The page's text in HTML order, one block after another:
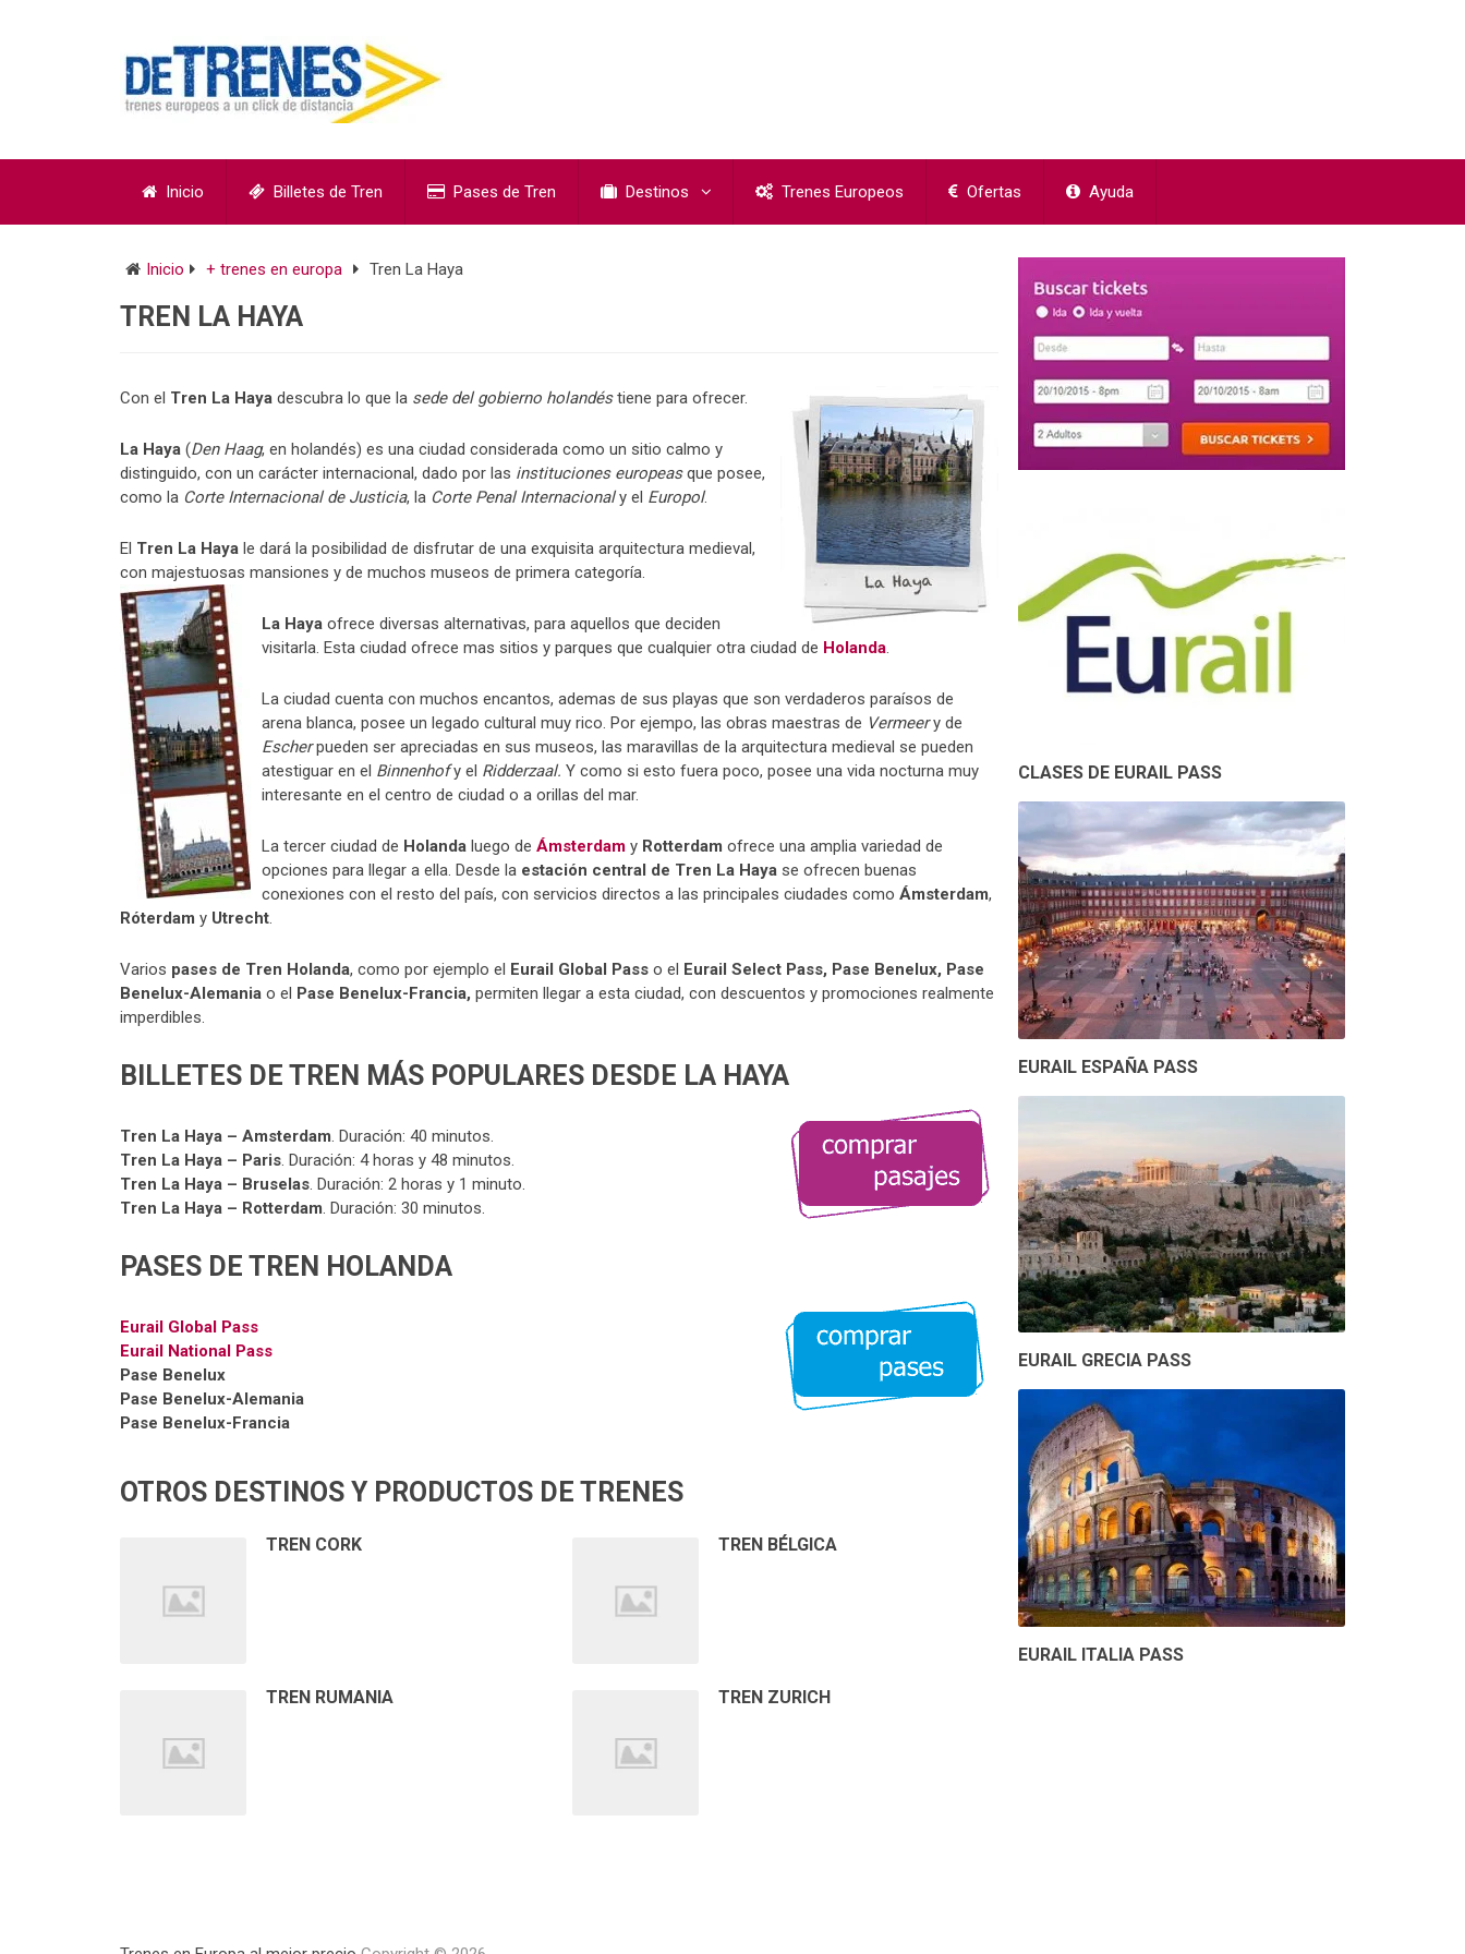
Inicio Billetes de Tren Pases de Tren Destinos Trenes Europeos Ofertas Ayuda
Inicio + trenes en europa Tren La Haya
TREN LA HAYA
Con el Tren La Haya descubra lo que la sede del gobierno holandéstiene para ofrecer.
La Haya (Den Haag, en holandés) es una ciudad considerada como un sitio calmo y
distinguido, con un carácter internacional, dado por las instituciones europeasque posee,
como la Corte Internacional de Justicia, la Corte Penal Internacionaly el Europol.
El Tren La Haya le dará la posibilidad de disfrutar de una exquisita arquitectura medieval,
con majestuosas mansiones y de muchos museos de primera categoría.
La Haya ofrece diversas alternativas, para aquellos que deciden
visitarla. Esta ciudad ofrece mas sitios y parques que cualquier otra ciudad de Holanda.
La ciudad cuenta con muchos encantos, ademas de sus playas que son verdaderos paraísos de
arena blanca, posee un legado cultural muy rico. Por ejempo, las obras maestras de Vermeery de
Escherpueden ser apreciadas en sus museos, las maravillas de la arquitectura medieval se pueden
atestiguar en el Binnenhofy el Ridderzaal. Y como si esto fuera poco, posee una vida nocturna muy
interesante en el centro de ciudad o a orillas del mar.
La tercer ciudad de Holanda luego de Ámsterdam y Rotterdam ofrece una amplia variedad de
opciones para llegar a ella. Desde la estación central de Tren La Haya se ofrecen buenas
conexiones con el resto del país, con servicios directos a las principales ciudades como Ámsterdam,
Róterdam y Utrecht.
Varios pases de Tren Holanda, como por ejemplo el Eurail Global Pass o el Eurail Select Pass, Pase Benelux, Pase
Benelux-Alemania o el Pase Benelux-Francia, permiten llegar a esta ciudad, con descuentos y promociones realmente
imperdibles.
BILLETES DE TREN MÁS POPULARES DESDE LA HAYA
Tren La Haya – Amsterdam. Duración: 40 minutos.
Tren La Haya – Paris. Duración: 4 horas y 48 minutos.
Tren La Haya – Bruselas. Duración: 2 horas y 1 minuto.
Tren La Haya – Rotterdam. Duración: 30 minutos.
PASES DE TREN HOLANDA
Eurail Global Pass
Eurail National Pass
Pase Benelux
Pase Benelux-Alemania
Pase Benelux-Francia
OTROS DESTINOS Y PRODUCTOS DE TRENES
TREN CORK TREN BÉLGICA
TREN RUMANIA TREN ZURICH
CLASES DE EURAIL PASS
EURAIL ESPAÑA PASS
EURAIL GRECIA PASS
EURAIL ITALIA PASS